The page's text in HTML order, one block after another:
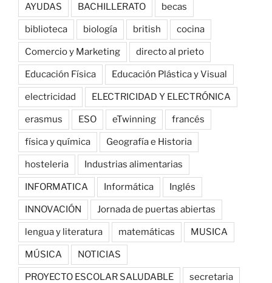
AYUDAS BACHILLERATO becas
biblioteca biología british cocina
Comercio y Marketing directo al prieto
Educación Física Educación Plástica y Visual
electricidad ELECTRICIDAD Y ELECTRÓNICA
erasmus ESO eTwinning francés
física y química Geografía e Historia
hosteleria Industrias alimentarias
INFORMATICA Informática Inglés
INNOVACIÓN Jornada de puertas abiertas
lengua y literatura matemáticas MUSICA
MÚSICA NOTICIAS
PROYECTO ESCOLAR SALUDABLE secretaria